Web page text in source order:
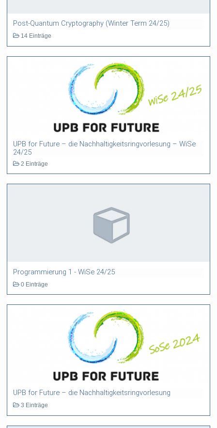
Post-Quantum Cryptography (Winter Term 24/25)
14 Einträge
UPB for Future – die Nachhaltigkeitsringvorlesung – WiSe
24/25
2 Einträge
Programmierung 1 - WiSe 24/25
0 Einträge
UPB for Future – die Nachhaltigkeitsringvorlesung
3 Einträge